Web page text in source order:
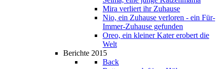
Mira verliert ihr Zuhause
Nio, ein Zuhause verloren - ein Für-
Immer-Zuhause gefunden
Oreo, ein kleiner Kater erobert die
Welt
Berichte 2015
Back